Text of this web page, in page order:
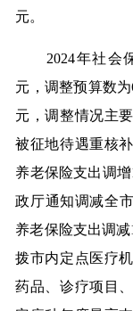
元。
2024年社会保
元，调整预算数
元，调整情况主
被征地待遇重核
养老保险支出调
政厅通知调减全
养老保险支出调
拨市内定点医疗
药品、诊疗项目